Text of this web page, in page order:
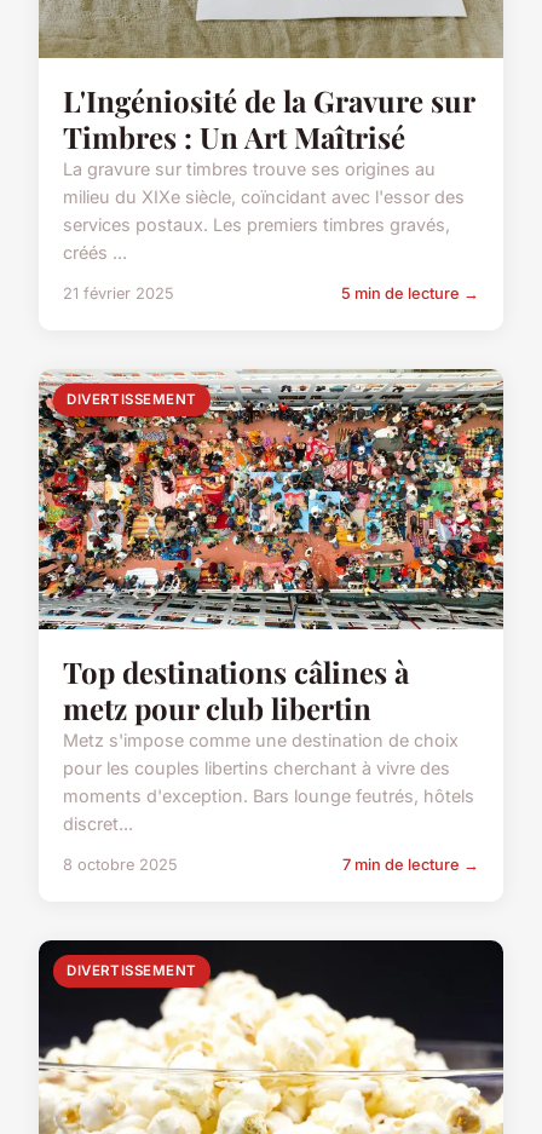
L'Ingéniosité de la Gravure sur
Timbres : Un Art Maîtrisé
La gravure sur timbres trouve ses origines au
milieu du XIXe siècle, coïncidant avec l'essor des
services postaux. Les premiers timbres gravés,
créés ...
21 février 2025 5 min de lecture →
DIVERTISSEMENT
Top destinations câlines à
metz pour club libertin
Metz s'impose comme une destination de choix
pour les couples libertins cherchant à vivre des
moments d'exception. Bars lounge feutrés, hôtels
discret...
8 octobre 2025 7 min de lecture →
DIVERTISSEMENT